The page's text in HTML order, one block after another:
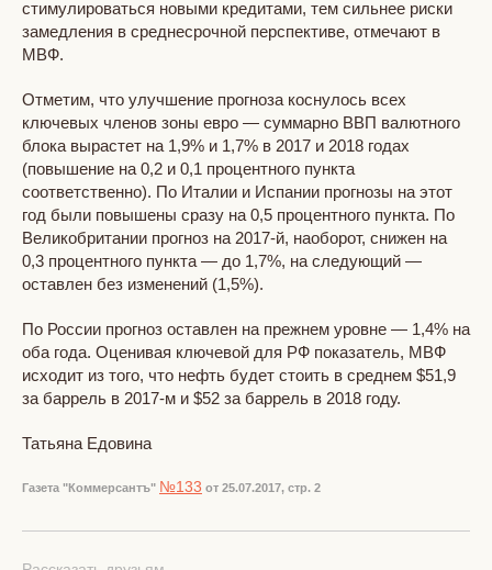
стимулироваться новыми кредитами, тем сильнее риски
замедления в среднесрочной перспективе, отмечают в
МВФ.
Отметим, что улучшение прогноза коснулось всех
ключевых членов зоны евро — суммарно ВВП валютного
блока вырастет на 1,9% и 1,7% в 2017 и 2018 годах
(повышение на 0,2 и 0,1 процентного пункта
соответственно). По Италии и Испании прогнозы на этот
год были повышены сразу на 0,5 процентного пункта. По
Великобритании прогноз на 2017-й, наоборот, снижен на
0,3 процентного пункта — до 1,7%, на следующий —
оставлен без изменений (1,5%).
По России прогноз оставлен на прежнем уровне — 1,4% на
оба года. Оценивая ключевой для РФ показатель, МВФ
исходит из того, что нефть будет стоить в среднем $51,9
за баррель в 2017-м и $52 за баррель в 2018 году.
Татьяна Едовина
Газета "Коммерсантъ" №133 от 25.07.2017, стр. 2